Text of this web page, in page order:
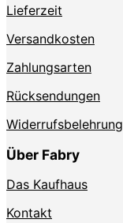
Lieferzeit
Versandkosten
Zahlungsarten
Rücksendungen
Widerrufsbelehrung
Über Fabry
Das Kaufhaus
Kontakt